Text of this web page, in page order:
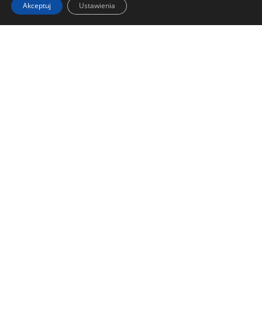
Zasady wynajmu
Specjalna oferta dla firm
Akceptuj Ustawienia